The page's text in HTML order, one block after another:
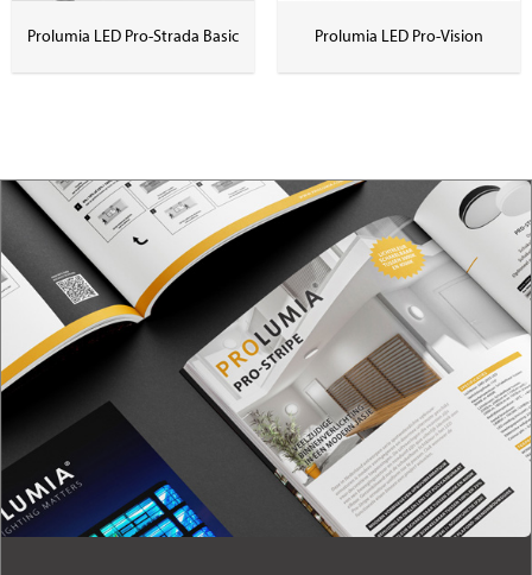
Prolumia LED Pro-Strada Basic Prolumia LED Pro-Vision